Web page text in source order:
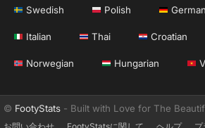
Swedish Polish German
Italian Thai Croatian
Norwegian Hungarian
© FootyStats - Built with Love for The